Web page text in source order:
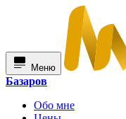
Меню
Базаров
Обо мне